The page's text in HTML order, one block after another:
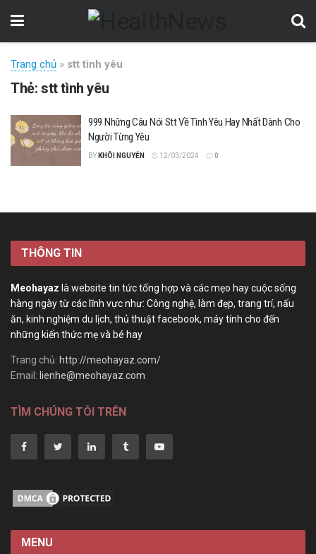
Trang chủ » stt tình yêu
Thẻ:stt tình yêu
999 Những Câu Nói Stt Về Tình Yêu Hay Nhất Dành Cho
Người Từng Yêu
BY KHÔI NGUYỄN 12/03/2024 0
THÔNG TIN
Meohayaz là website tin tức tổng hợp và các mẹo hay cuộc sống
hàng ngày từ các lĩnh vực như: Công nghệ, làm đẹp, trang trí, nấu
ăn, kinh nghiệm du lịch, thủ thuật facebook, máy tính cho đến
những kiến thức mẹ và bé hay
Trang chủ: http://meohayaz.com/
Email: lienhe@meohayaz.com
TÌM CHÚNG TÔI TRÊN
MENU